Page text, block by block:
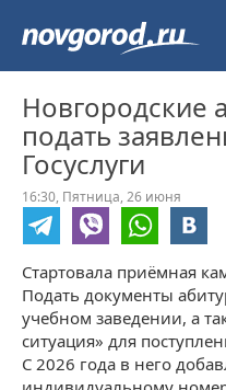
Новгородские
подать
Госуслуги
16:30, Пятница, 26 июня
Стартовала приёмная
Подать документы
учебном заведении, а
ситуация» для
С 2026 года в него